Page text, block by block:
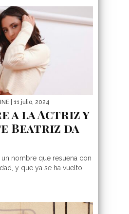
| 11 julio, 2024
a la Actriz y
Beatriz da
un nombre que resuena con
y que ya se ha vuelto